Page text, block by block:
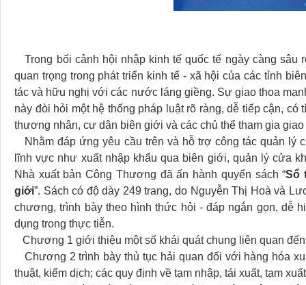
Trong bối cảnh hội nhập kinh tế quốc tế ngày càng
quan trọng trong phát triển kinh tế - xã hội của các tỉnh
tác và hữu nghị với các nước láng giềng. Sự giao thoa
này đòi hỏi một hệ thống pháp luật rõ ràng, dễ tiếp cận,
thương nhân, cư dân biên giới và các chủ thể tham gia
Nhằm đáp ứng yêu cầu trên và hỗ trợ công tác quản lý
lĩnh vực như xuất nhập khẩu qua biên giới, quản lý cửa
Nhà xuất bản Công Thương đã ấn hành quyển sách “Sổ
giới”. Sách có độ dày 249 trang, do Nguyễn Thị Hoà và
chương, trình bày theo hình thức hỏi - đáp ngắn gọn, dễ
dụng trong thực tiễn.
Chương 1 giới thiệu một số khái quát chung liên quan
Chương 2 trình bày thủ tục hải quan đối với hàng hóa
thuật, kiểm dịch; các quy định về tạm nhập, tái xuất, tạm